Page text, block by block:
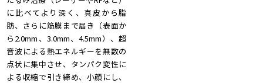
に比べてより深く、真皮から脂
肪、さらに筋膜まで届き（表面か
ら2.0mm、3.0mm、4.5mm）、超
音波による熱エネルギーを無数の
点状に集中させ、タンパク変性に
よる収縮で引き締め、小顔にし、